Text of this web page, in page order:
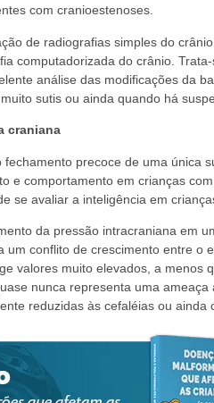
com cranioestenoses.
de radiografias simples do
computadorizada do crânio.
análise das modificações da
sutis ou ainda quando há
craniana
precoce de uma única
e comportamento em crianças
se avaliar a inteligência em
da pressão intracraniana em
conflito de crescimento entre o
valores muito elevados, a menos
nunca representa uma
reduzidas às cefaléias ou ainda